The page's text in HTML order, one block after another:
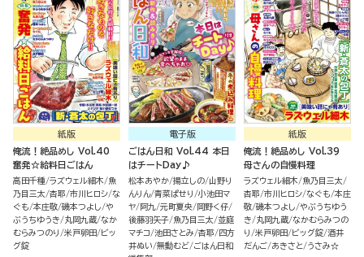
紙版
俺流！絶品めし Vol.40
奮発☆給料日ごはん
高田千種 ラズウェル細木
魚
乃目三太 杏耶 市川ヒロシ な
ぐも 本庄敬 磯本つよし や
ぶうちゆうき
丸岡九蔵 なか
むらみつのり
米戸卵田
ビッ
グ錠
電子版
ごはん日和 Vol.44 本日
はチートDay♪
松本あやか 揚立しの 山野り
んりん 青菜ぱせり
小池田マ
ヤ 阿九 元町夏央 岡野く仔
後藤羽矢子 魚乃目三太
並庭
マチコ 池田さとみ 杏耶
四方
井ぬい 無動むど ごはん日和
紙版
俺流！絶品めし Vol.39
母さんの自慢料理
ラズウェル細木
魚乃目三太
杏耶 市川ヒロシ なぐも 本庄
敬 磯本つよし やぶうちゆう
き
丸岡九蔵 なかむらみつの
り
米戸卵田 ビッグ錠 酒井
だんご あきさと うさみ☆